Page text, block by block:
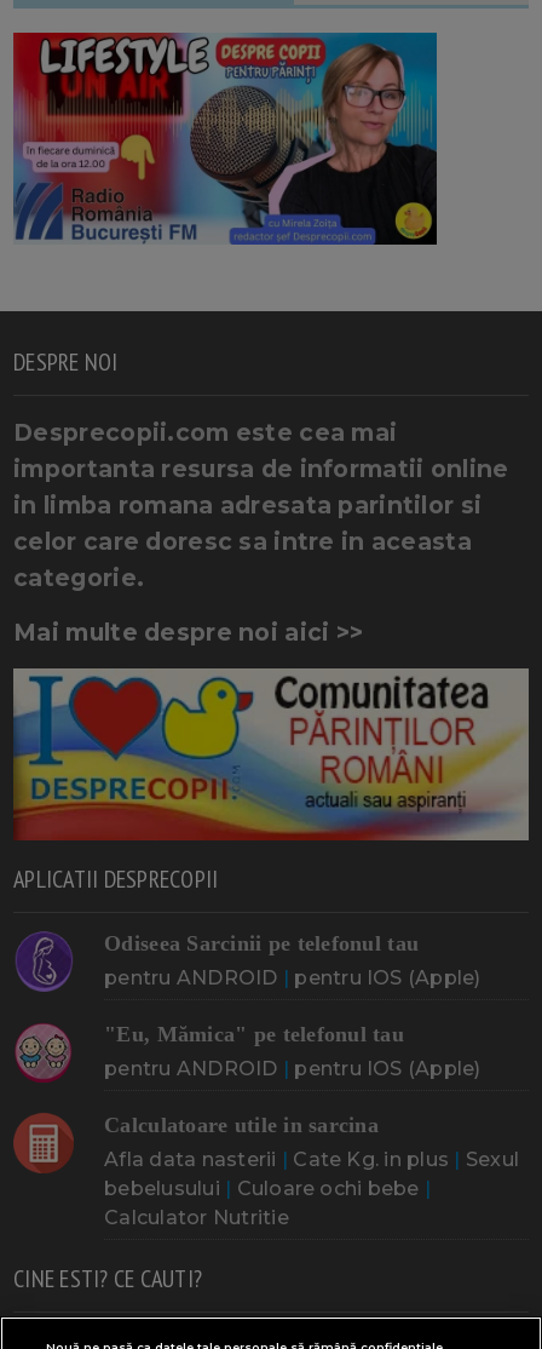
DESPRE NOI
Desprecopii.com este cea mai
importanta resursa de informatii online
in limba romana adresata parintilor si
celor care doresc sa intre in aceasta
categorie.
Mai multe despre noi aici >>
APLICATII DESPRECOPII
Odiseea Sarcinii pe telefonul tau
pentru ANDROID | pentru IOS (Apple)
"Eu, Mămica" pe telefonul tau
pentru ANDROID | pentru IOS (Apple)
Calculatoare utile in sarcina
Afla data nasterii | Cate Kg. in plus | Sexul
bebelusului | Culoare ochi bebe |
Calculator Nutritie
CINE ESTI? CE CAUTI?
Doresc un copil Adoptia Probleme cu sarcina